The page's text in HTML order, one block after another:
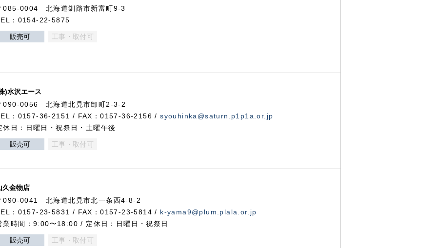
085-0004 北海道釧路市新富町9-3
：0154-22-5875
販売可 工事・取付可
)水沢エース
090-0056 北海道北見市卸町2-3-2
：0157-36-2151 / FAX：0157-36-2156 /syouhinka@saturn.p1p1a.or.jp
休日：日曜日・祝祭日・土曜午後
販売可 工事・取付可
久金物店
090-0041 北海道北見市北一条西4-8-2
：0157-23-5831 / FAX：0157-23-5814 / k-yama9@plum.plala.or.jp
業時間：9:00〜18:00 / 定休日：日曜日・祝祭日
販売可 工事・取付可